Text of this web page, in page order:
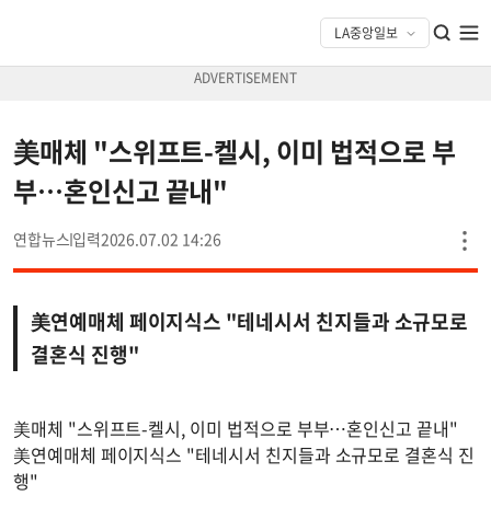
美매체 "스위프트-켈시, 이미 법적으로 부
부…혼인신고 끝내"
연합뉴스 2026.07.02 14:26
美연예매체 페이지식스 "테네시서 친지들과 소규모로
결혼식 진행"
美매체 "스위프트-켈시, 이미 법적으로 부부…혼인신고 끝내"
美연예매체 페이지식스 "테네시서 친지들과 소규모로 결혼식 진
행"